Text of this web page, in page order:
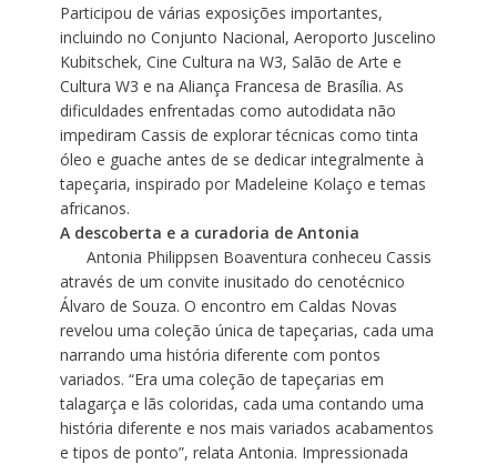
Participou de várias exposições importantes,
incluindo no Conjunto Nacional, Aeroporto Juscelino
Kubitschek, Cine Cultura na W3, Salão de Arte e
Cultura W3 e na Aliança Francesa de Brasília. As
dificuldades enfrentadas como autodidata não
impediram Cassis de explorar técnicas como tinta
óleo e guache antes de se dedicar integralmente à
tapeçaria, inspirado por Madeleine Kolaço e temas
africanos.
A descoberta e a curadoria de Antonia
Antonia Philippsen Boaventura conheceu Cassis
através de um convite inusitado do cenotécnico
Álvaro de Souza. O encontro em Caldas Novas
revelou uma coleção única de tapeçarias, cada uma
narrando uma história diferente com pontos
variados. “Era uma coleção de tapeçarias em
talagarça e lãs coloridas, cada uma contando uma
história diferente e nos mais variados acabamentos
e tipos de ponto”, relata Antonia. Impressionada